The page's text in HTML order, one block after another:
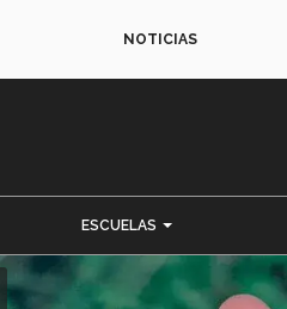
NOTICIAS
ESCUELAS